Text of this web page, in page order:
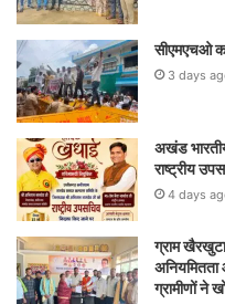
सीएमएचओ
3 days
अखंड
राष्ट्रीय
4 days
ग्राम
अनियमितता
ग्रामीणों ने